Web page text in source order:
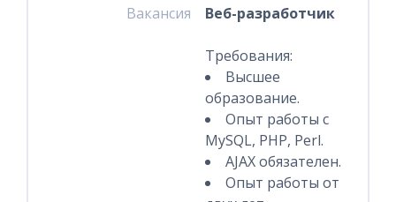
Вакансия Веб-разработчик
Требования:
Высшее
образование.
Опыт работы с
MySQL, PHP, Perl.
AJAX обязателен.
Опыт работы от